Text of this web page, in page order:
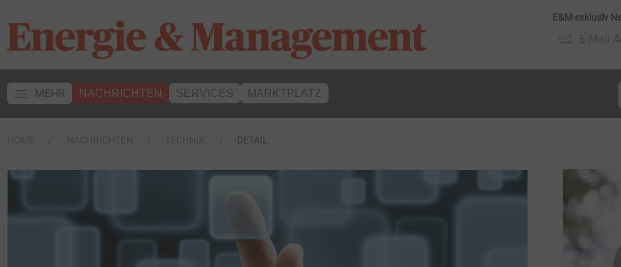
E&M exklusiv
MEHR NACHRICHTEN SERVICES MARKTPLATZ
DETAIL